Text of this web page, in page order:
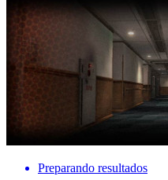
Preparando resultados